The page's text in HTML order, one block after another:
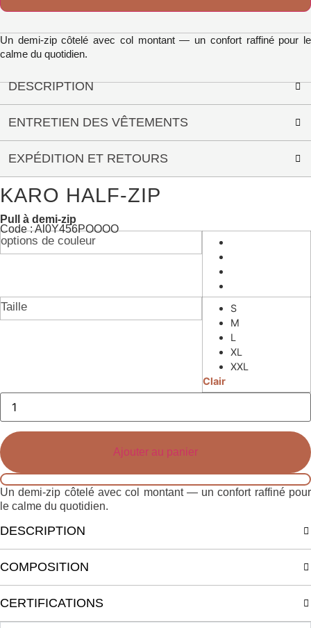
Un demi-zip côtelé avec col montant — un confort raffiné pour le
calme du quotidien.
DESCRIPTION
ENTRETIEN DES VÊTEMENTS
EXPÉDITION ET RETOURS
KARO HALF-ZIP
Pull à demi-zip
Code : Al0Y456POOOO
options de couleur
Taille
S
M
L
XL
XXL
Clair
Quantité
vêtements
Karo
Half-
Zip
Ajouter au panier
Un demi-zip côtelé avec col montant — un confort raffiné pour
le calme du quotidien.
DESCRIPTION
COMPOSITION
CERTIFICATIONS